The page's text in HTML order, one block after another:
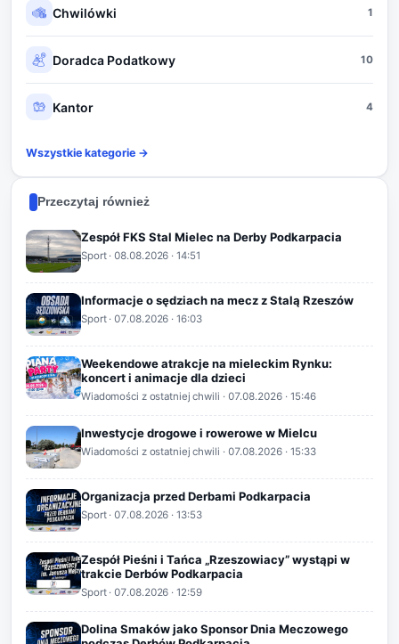
Chwilówki 1
Doradca Podatkowy 10
Kantor 4
Wszystkie kategorie →
Przeczytaj również
Zespół FKS Stal Mielec na Derby Podkarpacia
Sport·08.08.2026 · 14:51
Informacje o sędziach na mecz z Stalą Rzeszów
Sport·07.08.2026 · 16:03
Weekendowe atrakcje na mieleckim Rynku:
koncert i animacje dla dzieci
Wiadomości z ostatniej chwili · 07.08.2026· 15:46
Inwestycje drogowe i rowerowe w Mielcu
Wiadomości z ostatniej chwili · 07.08.2026· 15:33
Organizacja przed Derbami Podkarpacia
Sport·07.08.2026 · 13:53
Zespół Pieśni i Tańca „Rzeszowiacy” wystąpi w
trakcie Derbów Podkarpacia
Sport·07.08.2026 · 12:59
Dolina Smaków jako Sponsor Dnia Meczowego